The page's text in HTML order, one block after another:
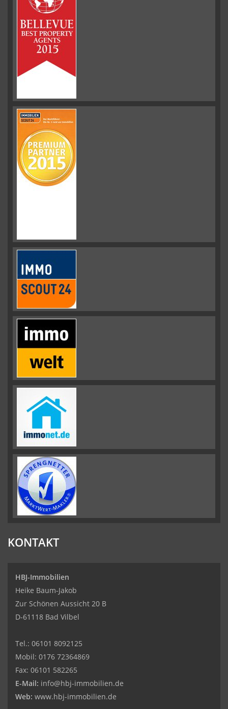
KONTAKT
HBJ-Immobilien
Heike Baum-Jakob
Zur Schönen Aussicht 20 B
D-61118 Bad Vilbel
Tel.: 06101 8092125
Mobil: 0176 72364869
Fax: 06101 582265
E-Mail: info@hbj-immobilien.de
Web: www.hbj-immobilien.de